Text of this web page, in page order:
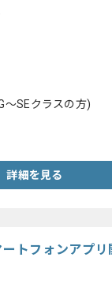
～SEクラスの方)
詳細を見る
トフォンアプ